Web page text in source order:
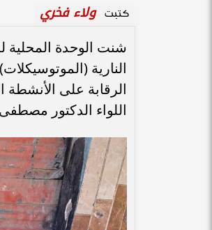
كتبت ولاء فخري
شنت الوحدة المحلية
النارية
الرقابة على
اللواء الدكتور